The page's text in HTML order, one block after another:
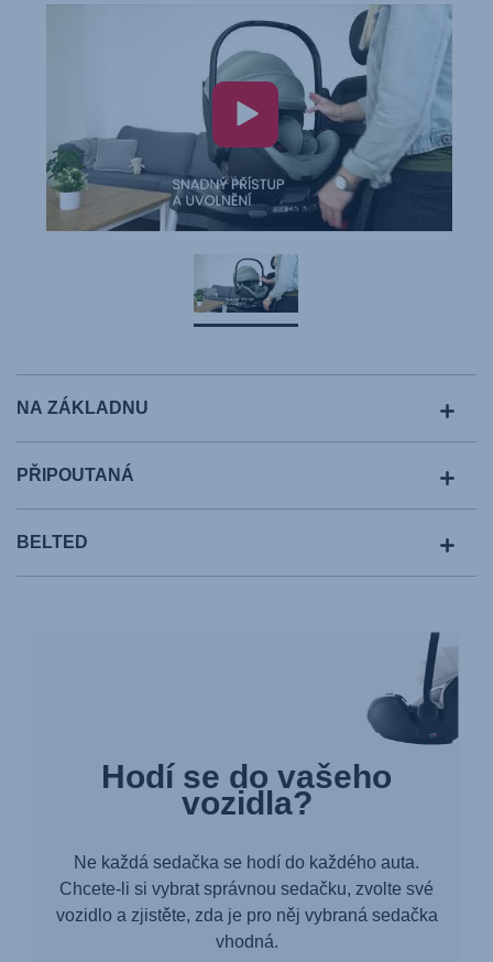
NA ZÁKLADNU
PŘIPOUTANÁ
BELTED
Hodí se do vašeho
vozidla?
Ne každá sedačka se hodí do každého auta.
Chcete-li si vybrat správnou sedačku, zvolte své
vozidlo a zjistěte, zda je pro něj vybraná sedačka
vhodná.